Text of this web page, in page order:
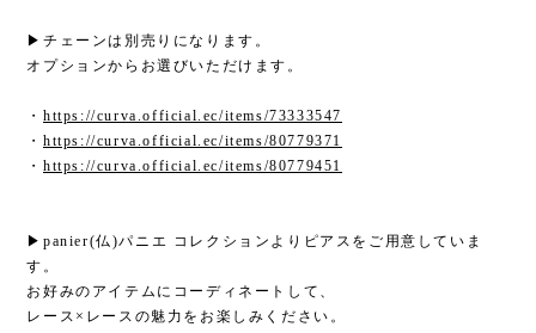
▶チェーンは別売りになります。
オプションからお選びいただけます。
・ https://curva.official.ec/items/73333547
・ https://curva.official.ec/items/80779371
・ https://curva.official.ec/items/80779451
▶panier(仏)パニエ コレクションよりピアスをご用意していま
す。
お好みのアイテムにコーディネートして、
レース×レースの魅力をお楽しみください。